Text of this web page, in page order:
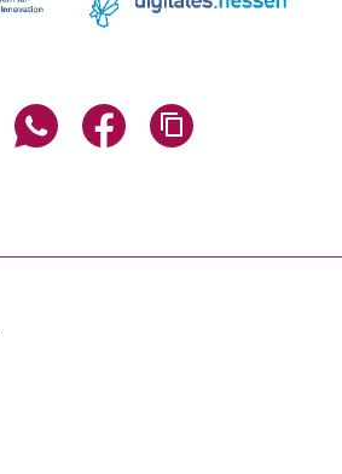
Seite über E-Mail teilen
Seite über WhatsApp teilen
Seite über Facebook